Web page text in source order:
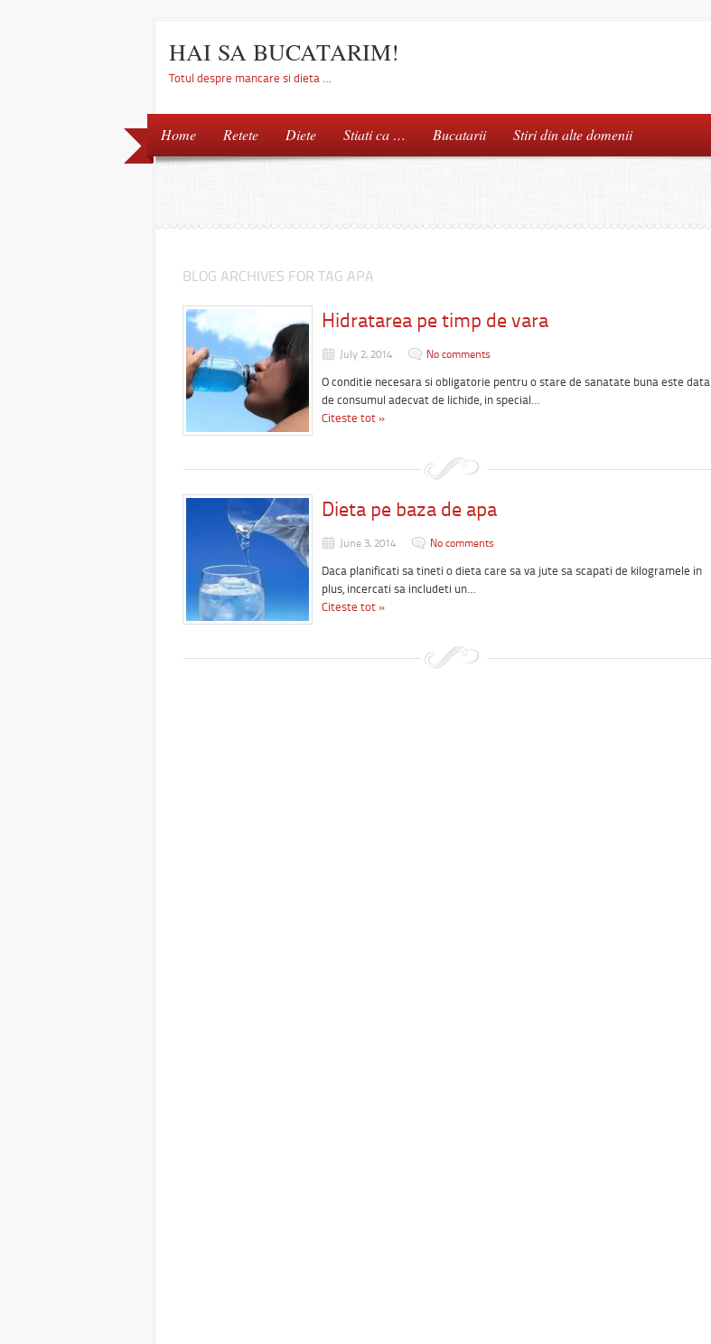
HAI SA BUCATARIM!
Totul despre mancare si dieta …
Home Retete Diete Stiati ca … Bucatarii Stiri din alte domenii
BLOG ARCHIVES FOR TAG APA
Hidratarea pe timp de vara
July 2, 2014 No comments
O conditie necesara si obligatorie pentru o stare de sanatate buna este data
de consumul adecvat de lichide, in special…
Citeste tot »
Dieta pe baza de apa
June 3, 2014 No comments
Daca planificati sa tineti o dieta care sa va jute sa scapati de kilogramele in
plus, incercati sa includeti un…
Citeste tot »